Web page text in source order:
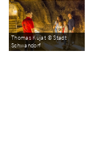
Thomas Kujat © Stadt
Schwandorf